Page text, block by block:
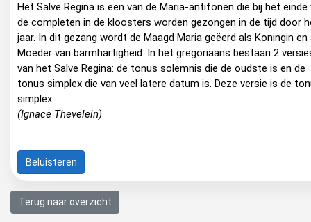
Het Salve Regina is een van de Maria-antifonen die bij het einde
de completen in de kloosters worden gezongen in de tijd door
jaar. In dit gezang wordt de Maagd Maria geëerd als Koningin en
Moeder van barmhartigheid. In het gregoriaans bestaan 2
van het Salve Regina: de tonus solemnis die de oudste is en de
tonus simplex die van veel latere datum is. Deze versie is de
simplex.
(Ignace Thevelein)
Beluisteren
Terug naar overzicht